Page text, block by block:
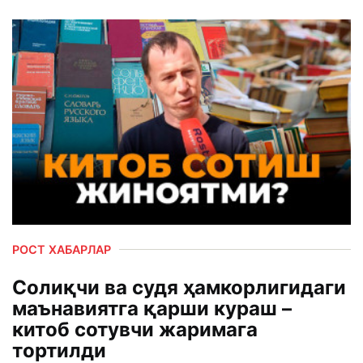
РОСТ ХАБАРЛАР
Солиқчи ва судя ҳамкорлигидаги
маънавиятга қарши кураш –
китоб сотувчи жаримага
тортилди